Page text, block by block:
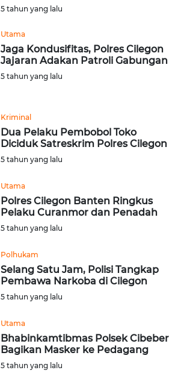
5 tahun yang lalu
Utama
Jaga Kondusifitas, Polres Cilegon
Jajaran Adakan Patroli Gabungan
5 tahun yang lalu
Kriminal
Dua Pelaku Pembobol Toko
Diciduk Satreskrim Polres Cilegon
5 tahun yang lalu
Utama
Polres Cilegon Banten Ringkus
Pelaku Curanmor dan Penadah
5 tahun yang lalu
Polhukam
Selang Satu Jam, Polisi Tangkap
Pembawa Narkoba di Cilegon
5 tahun yang lalu
Utama
Bhabinkamtibmas Polsek Cibeber
Bagikan Masker ke Pedagang
5 tahun yang lalu